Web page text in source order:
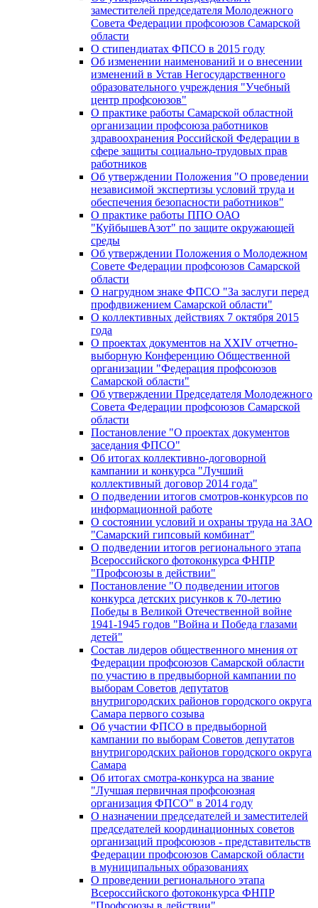
заместителей председателя Молодежного
Совета Федерации профсоюзов Самарской
области
О стипендиатах ФПСО в 2015 году
Об изменении наименований и о внесении
изменений в Устав Негосударственного
образовательного учреждения "Учебный
центр профсоюзов"
О практике работы Самарской областной
организации профсоюза работников
здравоохранения Российской Федерации в
сфере защиты социально-трудовых прав
работников
Об утверждении Положения "О проведении
независимой экспертизы условий труда и
обеспечения безопасности работников"
О практике работы ППО ОАО
"КуйбышевАзот" по защите окружающей
среды
Об утверждении Положения о Молодежном
Совете Федерации профсоюзов Самарской
области
О нагрудном знаке ФПСО "За заслуги перед
профдвижением Самарской области"
О коллективных действиях 7 октября 2015
года
О проектах документов на XXIV отчетно-
выборную Конференцию Общественной
организации "Федерация профсоюзов
Самарской области"
Об утверждении Председателя Молодежного
Совета Федерации профсоюзов Самарской
области
Постановление "О проектах документов
заседания ФПСО"
Об итогах коллективно-договорной
кампании и конкурса "Лучший
коллективный договор 2014 года"
О подведении итогов смотров-конкурсов по
информационной работе
О состоянии условий и охраны труда на ЗАО
"Самарский гипсовый комбинат"
О подведении итогов регионального этапа
Всероссийского фотоконкурса ФНПР
"Профсоюзы в действии"
Постановление "О подведении итогов
конкурса детских рисунков к 70-летию
Победы в Великой Отечественной войне
1941-1945 годов "Война и Победа глазами
детей"
Состав лидеров общественного мнения от
Федерации профсоюзов Самарской области
по участию в предвыборной кампании по
выборам Советов депутатов
внутригородских районов городского округа
Самара первого созыва
Об участии ФПСО в предвыборной
кампании по выборам Советов депутатов
внутригородских районов городского округа
Самара
Об итогах смотра-конкурса на звание
"Лучшая первичная профсоюзная
организация ФПСО" в 2014 году
О назначении председателей и заместителей
председателей координационных советов
организаций профсоюзов - представительств
Федерации профсоюзов Самарской области
в муниципальных образованиях
О проведении регионального этапа
Всероссийского фотоконкурса ФНПР
"Профсоюзы в действии"